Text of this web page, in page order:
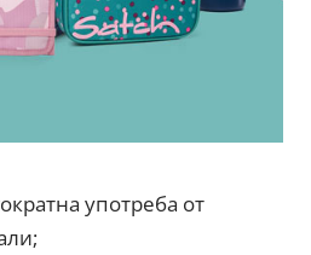
употреба от